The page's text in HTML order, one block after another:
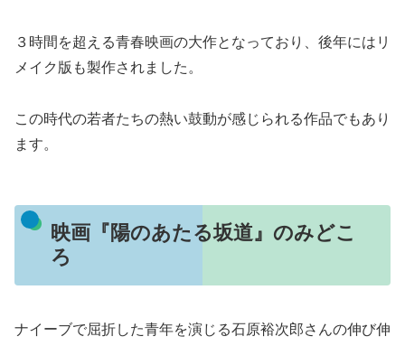
３時間を超える青春映画の大作となっており、後年にはリ
メイク版も製作されました。
この時代の若者たちの熱い鼓動が感じられる作品でもあり
ます。
映画『陽のあたる坂道』のみどこ
ろ
ナイーブで屈折した青年を演じる石原裕次郎さんの伸び伸